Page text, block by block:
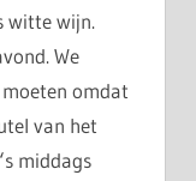
witte wijn.
We
omdat
van het
middags